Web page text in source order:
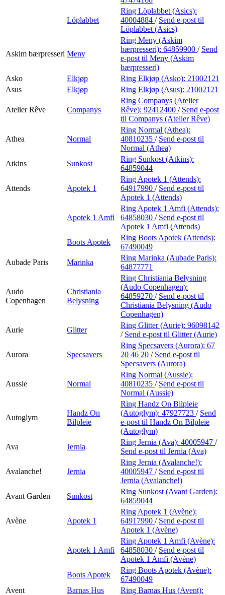
Löplabbet
Ring Löplabbet (Asics):
40004884 / Send e-post til
Löplabbet (Asics)
Askim bærpresseri Meny
Ring Meny (Askim
bærpresseri): 64859900 / Send
e-post til Meny (Askim
bærpresseri)
Asko
Elkjøp Ring Elkjøp (Asko): 21002121
Asus
Elkjøp Ring Elkjøp (Asus): 21002121
Atelier Rêve Companys
Ring Companys (Atelier
Rêve): 92412400 / Send e-post
til Companys (Atelier Rêve)
Athea Normal
Ring Normal (Athea):
40810235 / Send e-post til
Normal (Athea)
Atkins
Sunkost
Ring Sunkost (Atkins):
64859044
Attends Apotek 1
Ring Apotek 1 (Attends):
64917990 / Send e-post til
Apotek 1 (Attends)
Apotek 1 Amfi
Ring Apotek 1 Amfi (Attends):
64858030 / Send e-post til
Apotek 1 Amfi (Attends)
Boots Apotek
Ring Boots Apotek (Attends):
67490049
Aubade Paris
Marinka
Ring Marinka (Aubade Paris):
64877771
Audo
Copenhagen
Christiania
Belysning
Ring Christiania Belysning
(Audo Copenhagen):
64859270 / Send e-post til
Christiania Belysning (Audo
Copenhagen)
Aurie
Glitter
Ring Glitter (Aurie): 96098142
/ Send e-post til Glitter (Aurie)
Aurora Specsavers
Ring Specsavers (Aurora): 67
20 46 20 / Send e-post til
Specsavers (Aurora)
Aussie Normal
Ring Normal (Aussie):
40810235 / Send e-post til
Normal (Aussie)
Autoglym
Handz On
Bilpleie
Ring Handz On Bilpleie
(Autoglym): 47927723 / Send
e-post til Handz On Bilpleie
(Autoglym)
Ava
Jernia
Ring Jernia (Ava): 40005947 /
Send e-post til Jernia (Ava)
Avalanche! Jernia
Ring Jernia (Avalanche!):
40005947 / Send e-post til
Jernia (Avalanche!)
Avant Garden
Sunkost
Ring Sunkost (Avant Garden):
64859044
Avène Apotek 1
Ring Apotek 1 (Avène):
64917990 / Send e-post til
Apotek 1 (Avène)
Apotek 1 Amfi
Ring Apotek 1 Amfi (Avène):
64858030 / Send e-post til
Apotek 1 Amfi (Avène)
Boots Apotek
Ring Boots Apotek (Avène):
67490049
Avent
Barnas Hus
Ring Barnas Hus (Avent):